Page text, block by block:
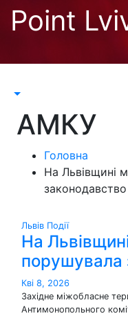
Перейти
Point
АМКУ
Головна
На Львівщині
законодавство
Львів Події
На
порушувала
Кві 8, 2026
Західне міжобласне
Антимонопольного